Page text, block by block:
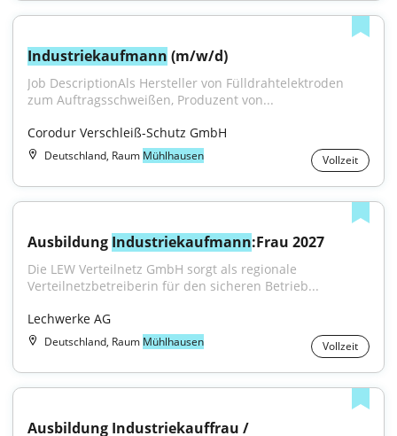
Industriekaufmann (m/w/d)
Job DescriptionAls Hersteller von Fülldrahtelektroden
zum Auftragsschweißen, Produzent von...
Corodur Verschleiß-Schutz GmbH
Deutschland, Raum Mühlhausen Vollzeit
Ausbildung Industriekaufmann:Frau 2027
Die LEW Verteilnetz GmbH sorgt als regionale
Verteilnetzbetreiberin für den sicheren Betrieb...
Lechwerke AG
Deutschland, Raum Mühlhausen Vollzeit